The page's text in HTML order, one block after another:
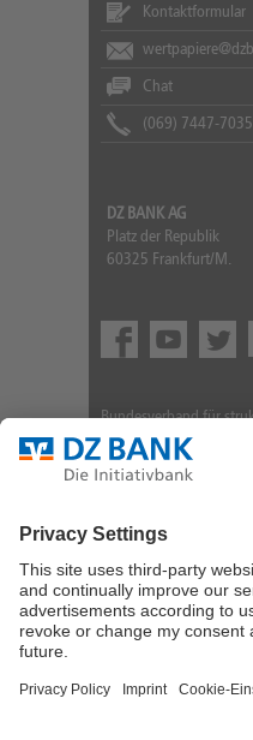
Kontaktformular
Chat
(069) 7447-7035
DZ BANK AG
Platz der Republik
60325 Frankfurt/M.
Bundesverband für
Datenschutz
Privatsphäre